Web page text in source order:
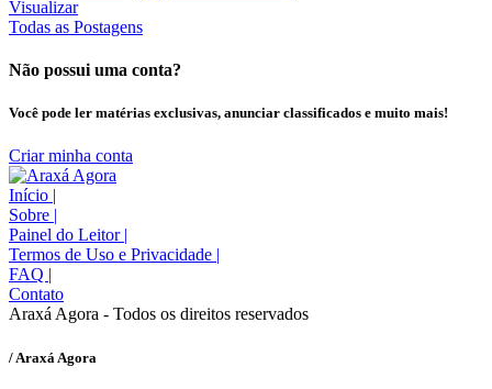
Visualizar
Todas as Postagens
Não possui uma conta?
Você pode ler matérias exclusivas, anunciar classificados e muito mais!
Criar minha conta
Início |
Sobre |
Painel do Leitor |
Termos de Uso e Privacidade |
FAQ |
Contato
Araxá Agora - Todos os direitos reservados
/ Araxá Agora